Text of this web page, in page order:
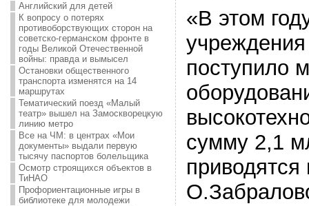
Английский для детей
К вопросу о потерях
противоборствующих сторон на
советско-германском фронте в
годы Великой Отечественной
войны: правда и вымысел
Остановки общественного
транспорта изменятся на 14
маршрутах
Тематический поезд «Малый
театр» вышел на Замоскворецкую
линию метро
Все на ЧМ: в центрах «Мои
документы» выдали первую
тысячу паспортов болельщика
Осмотр строящихся объектов в
ТиНАО
Профориентационные игры в
библиотеке для молодежи
«В этом
поступило
сумму 2,1